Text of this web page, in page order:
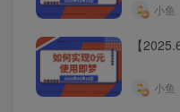
小鱼
【
小鱼